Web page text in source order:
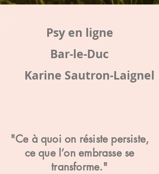
Psy en ligne
Bar-le-Duc
Karine Sautron-Laignel
"Ce à quoi on résiste persiste,
ce que l’on embrasse se
transforme."